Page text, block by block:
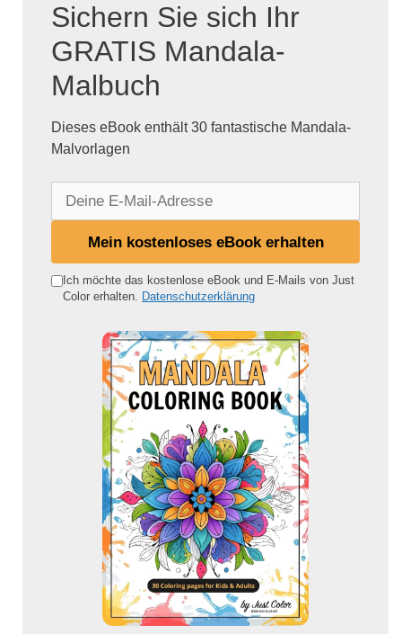
Sichern Sie sich Ihr
GRATIS Mandala-
Malbuch
Dieses eBook enthält 30 fantastische Mandala-
Malvorlagen
e
Mein kostenloses eBook erhalten
Ich möchte das kostenlose eBook und E-Mails von Just
Color erhalten.
Datenschutzerklärung